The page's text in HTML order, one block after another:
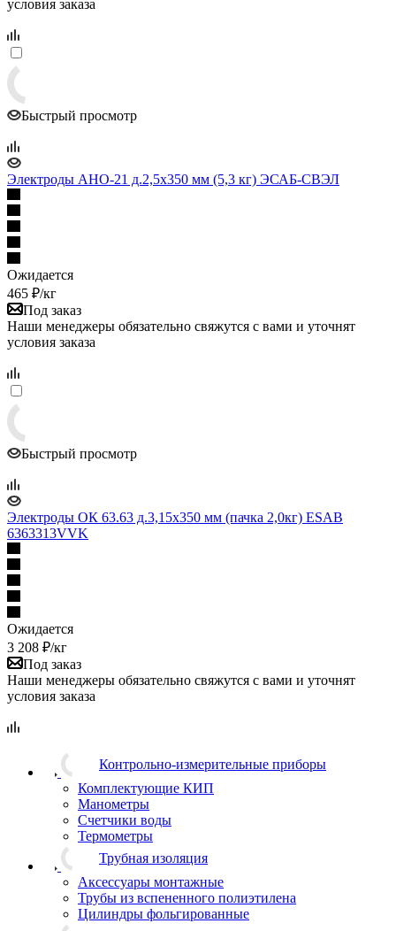
условия заказа
Быстрый просмотр
Электроды АНО-21 д.2,5х350 мм (5,3 кг) ЭСАБ-СВЭЛ
Ожидается
465 ₽/кг
Под заказ
Наши менеджеры обязательно свяжутся с вами и уточнят
условия заказа
Быстрый просмотр
Электроды ОК 63.63 д.3,15x350 мм (пачка 2,0кг) ESAB
6363313VVK
Ожидается
3 208 ₽/кг
Под заказ
Наши менеджеры обязательно свяжутся с вами и уточнят
условия заказа
Контрольно-измерительные приборы
Комплектующие КИП
Манометры
Счетчики воды
Термометры
Трубная изоляция
Аксессуары монтажные
Трубы из вспененного полиэтилена
Цилиндры фольгированные